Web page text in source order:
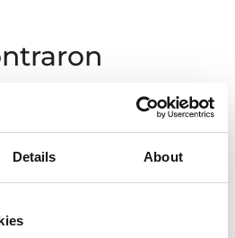
Details About
encontrarse. Trate de
o utilice la navegación para